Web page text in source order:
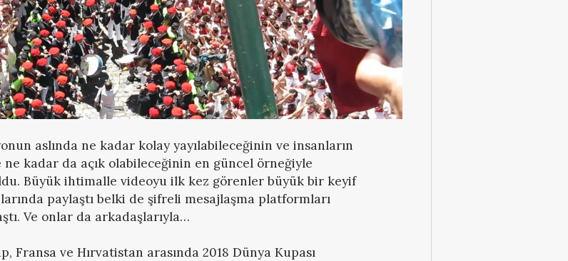
aslında ne kadar kolay yayılabileceğinin ve insanların
ne kadar da açık olabileceğinin en güncel örneğiyle
Büyük ihtimalle videoyu ilk kez görenler büyük bir keyif
paylaştı belki de şifreli mesajlaşma platformları
Ve onlar da arkadaşlarıyla…
Fransa ve Hırvatistan arasında 2018 Dünya Kupası